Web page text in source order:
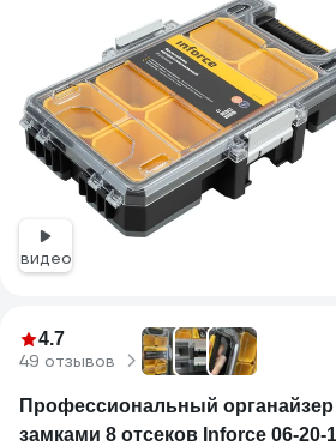
видео
4.7
49 отзывов
Профессиональный
замками 8 отсеков Inforce 06-20-